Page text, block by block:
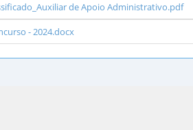
de Apoio Administrativo.pdf
- 2024.docx